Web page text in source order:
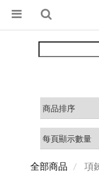
全部商品 項